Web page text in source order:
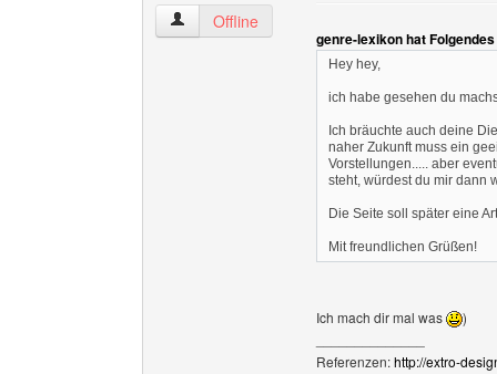
extro-designde Benutzer-Profile anzeigen
Offline
genre-lexikon hat
Hey hey,
ich habe gesehen du
Ich bräuchte auch deine
naher Zukunft muss ein
Vorstellungen..... aber
steht, würdest du mir dann
Die Seite soll später eine
Mit freundlichen Grüßen!
Ich mach dir mal was
)
Referenzen:http://extro-